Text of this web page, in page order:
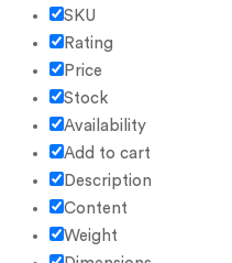
SKU
Rating
Price
Stock
Availability
Add to cart
Description
Content
Weight